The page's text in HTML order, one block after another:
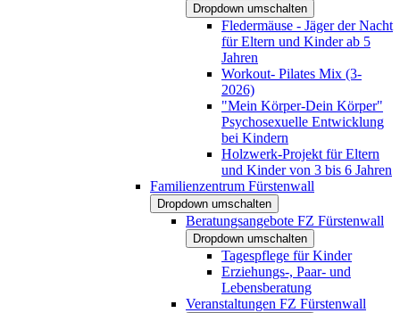
Dropdown umschalten
Fledermäuse - Jäger der Nacht
für Eltern und Kinder ab 5
Jahren
Workout- Pilates Mix (3-
2026)
"Mein Körper-Dein Körper"
Psychosexuelle Entwicklung
bei Kindern
Holzwerk-Projekt für Eltern
und Kinder von 3 bis 6 Jahren
Familienzentrum Fürstenwall
Dropdown umschalten
Beratungsangebote FZ Fürstenwall
Dropdown umschalten
Tagespflege für Kinder
Erziehungs-, Paar- und
Lebensberatung
Veranstaltungen FZ Fürstenwall